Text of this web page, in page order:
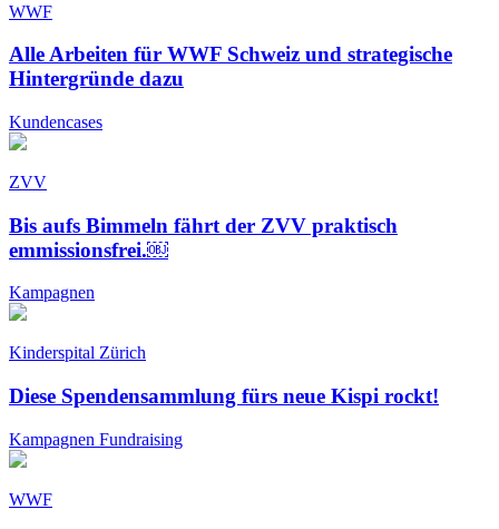
WWF
Alle Arbeiten für WWF Schweiz und strategische
Hintergründe dazu
Kundencases
ZVV
Bis aufs Bimmeln fährt der ZVV praktisch
emmissionsfrei.￼
Kampagnen
Kinderspital Zürich
Diese Spendensammlung fürs neue Kispi rockt!
Kampagnen Fundraising
WWF